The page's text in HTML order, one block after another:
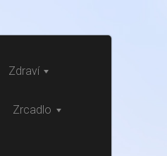
Zdraví
Zrcadlo